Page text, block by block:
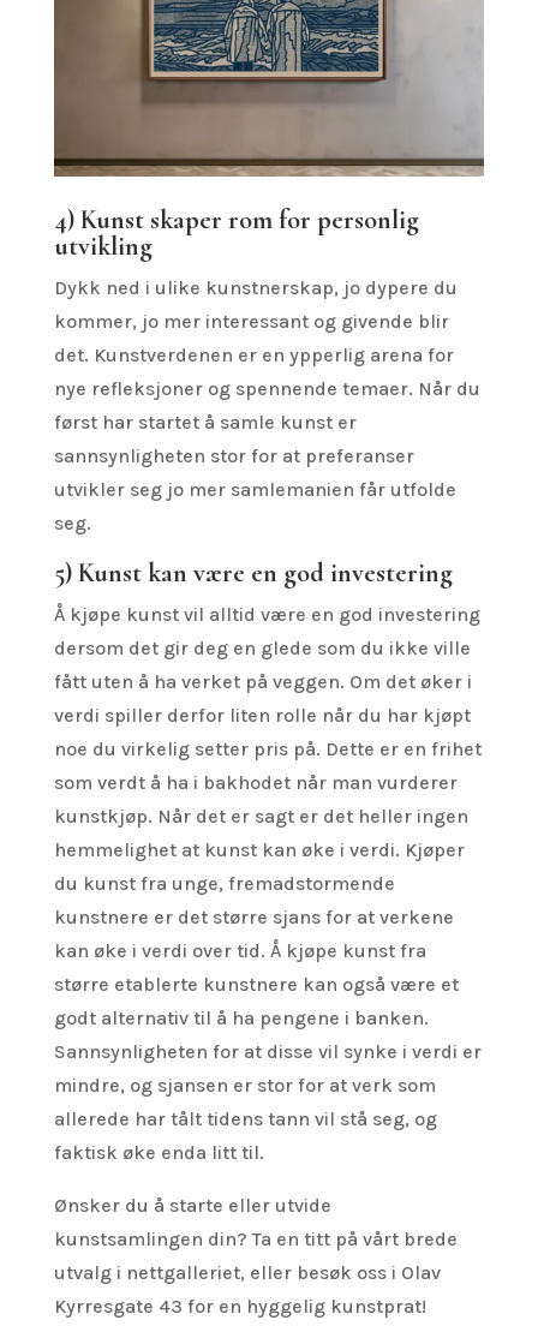
4) Kunst skaper rom for personlig
utvikling
Dykk ned i ulike kunstnerskap, jo dypere du
kommer, jo mer interessant og givende blir
det. Kunstverdenen er en ypperlig arena for
nye refleksjoner og spennende temaer. Når du
først har startet å samle kunst er
sannsynligheten stor for at preferanser
utvikler seg jo mer samlemanien får utfolde
seg.
5) Kunst kan være en god investering
Å kjøpe kunst vil alltid være en god investering
dersom det gir deg en glede som du ikke ville
fått uten å ha verket på veggen. Om det øker i
verdi spiller derfor liten rolle når du har kjøpt
noe du virkelig setter pris på. Dette er en frihet
som verdt å ha i bakhodet når man vurderer
kunstkjøp. Når det er sagt er det heller ingen
hemmelighet at kunst kan øke i verdi. Kjøper
du kunst fra unge, fremadstormende
kunstnere er det større sjans for at verkene
kan øke i verdi over tid. Å kjøpe kunst fra
større etablerte kunstnere kan også være et
godt alternativ til å ha pengene i banken.
Sannsynligheten for at disse vil synke i verdi er
mindre, og sjansen er stor for at verk som
allerede har tålt tidens tann vil stå seg, og
faktisk øke enda litt til.
Ønsker du å starte eller utvide
kunstsamlingen din? Ta en titt på vårt brede
utvalg i nettgalleriet, eller besøk oss i Olav
Kyrresgate 43 for en hyggelig kunstprat!